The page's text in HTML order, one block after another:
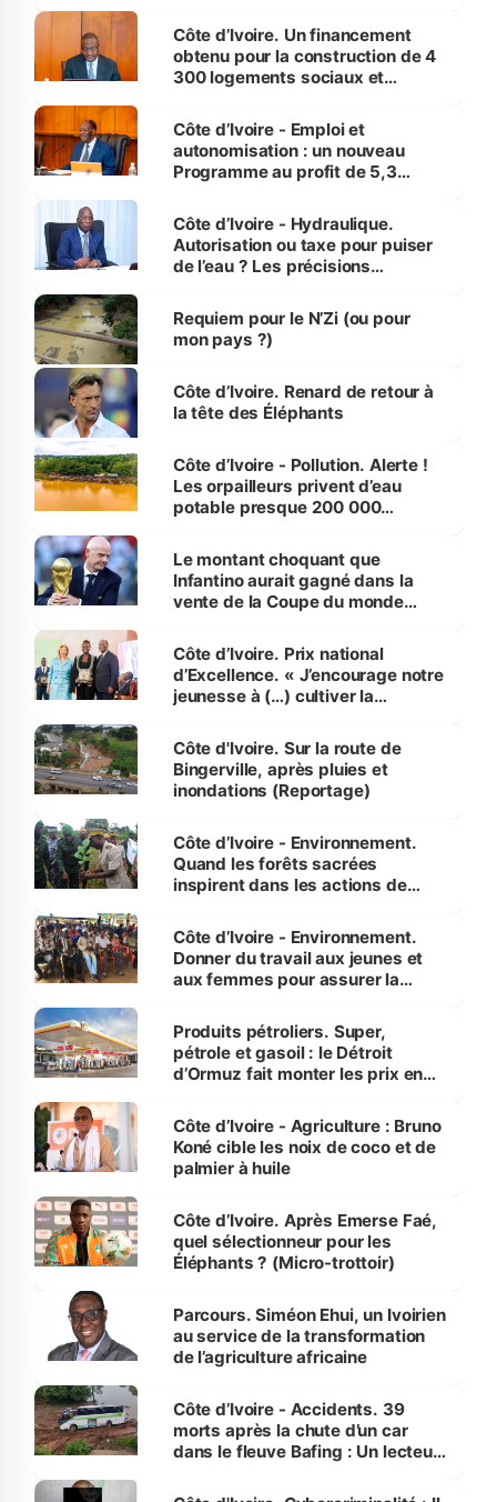
Côte d’Ivoire. Un financement
obtenu pour la construction de 4
300 logements sociaux et
et Yamoussoukro
Côte d’Ivoire - Emploi et
autonomisation : un nouveau
Programme au profit de 5,3
Côte d’Ivoire - Hydraulique.
Autorisation ou taxe pour puiser
de l’eau ? Les précisions
Requiem pour le N’Zi (ou pour
mon pays ?)
Côte d’Ivoire. Renard de retour à
la tête des Éléphants
Côte d’Ivoire - Pollution. Alerte !
Les orpailleurs privent d’eau
potable presque 200 000
Le montant choquant que
Infantino aurait gagné dans la
vente de la Coupe du monde
Côte d’Ivoire. Prix national
d’Excellence. « J’encourage notre
jeunesse à (…) cultiver la
(Alassane Ouattara
Côte d'Ivoire. Sur la route de
Bingerville, après pluies et
inondations (Reportage)
Côte d’Ivoire - Environnement.
Quand les forêts sacrées
inspirent dans les actions de
Côte d’Ivoire - Environnement.
Donner du travail aux jeunes et
aux femmes pour assurer la
menacées
Produits pétroliers. Super,
pétrole et gasoil : le Détroit
d’Ormuz fait monter les prix en
Côte d’Ivoire - Agriculture : Bruno
Koné cible les noix de coco et de
palmier à huile
Côte d’Ivoire. Après Emerse Faé,
quel sélectionneur pour les
Éléphants ? (Micro-trottoir)
Parcours. Siméon Ehui, un Ivoirien
au service de la transformation
de l’agriculture africaine
Côte d’Ivoire - Accidents. 39
morts après la chute d’un car
dans le fleuve Bafing : Un lecteur
des Transports